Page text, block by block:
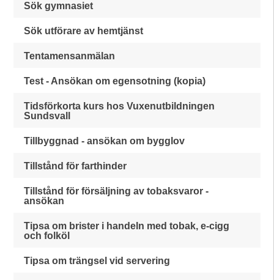
Sök gymnasiet
Sök utförare av hemtjänst
Tentamensanmälan
Test - Ansökan om egensotning (kopia)
Tidsförkorta kurs hos Vuxenutbildningen
Sundsvall
Tillbyggnad - ansökan om bygglov
Tillstånd för farthinder
Tillstånd för försäljning av tobaksvaror -
ansökan
Tipsa om brister i handeln med tobak, e-cigg
och folköl
Tipsa om trängsel vid servering